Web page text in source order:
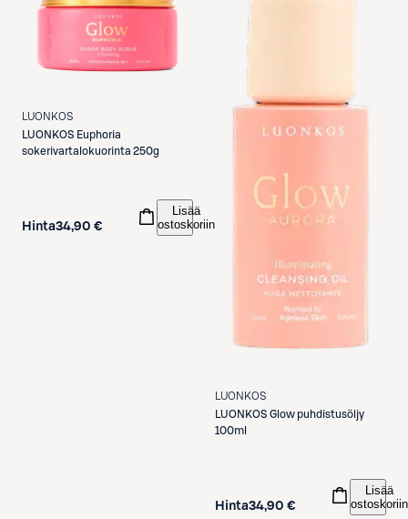
LUONKOS
LUONKOS Euphoria
sokerivartalokuorinta 250g
Hinta34,90 €
Lisää
ostoskoriin
LUONKOS
LUONKOS Glow puhdistusöljy
100ml
Hinta34,90 €
Lisää
ostoskoriin